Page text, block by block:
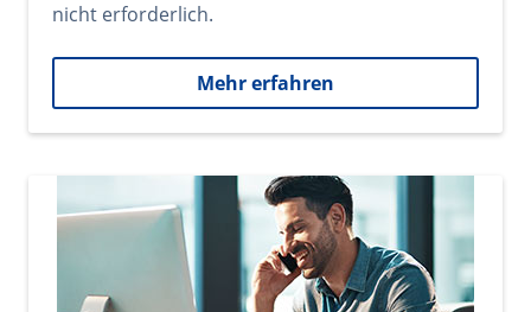
nicht erforderlich.
Mehr erfahren